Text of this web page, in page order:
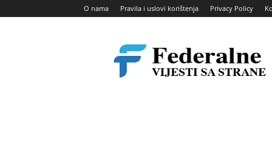
O nama Pravila i uslovi korištenja Privacy Policy
vijesti